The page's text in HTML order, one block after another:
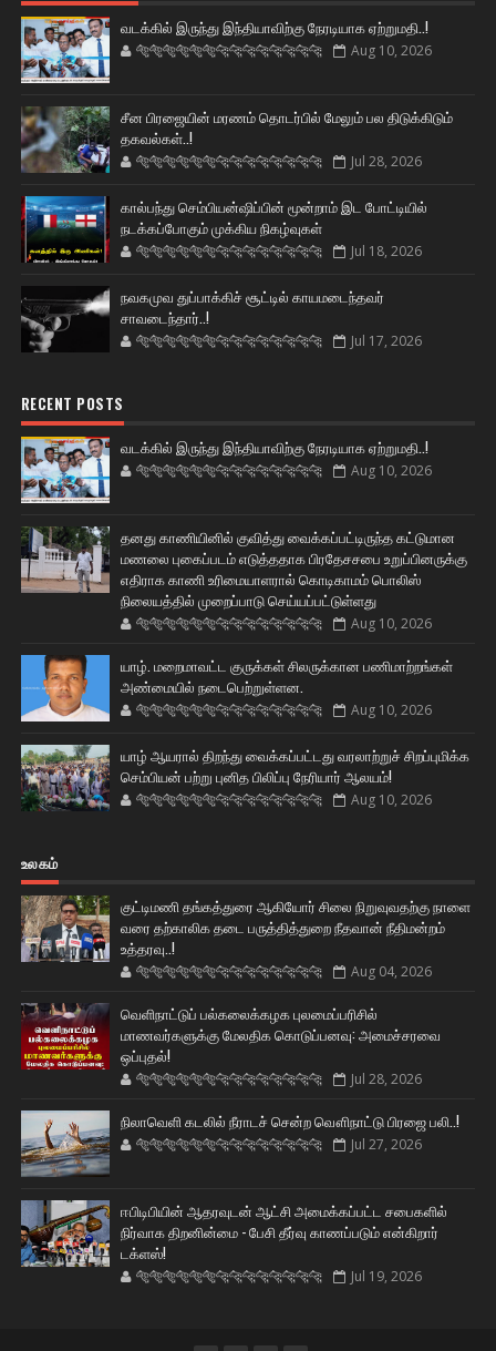
வடக்கில் இருந்து இந்தியாவிற்கு நேரடியாக ஏற்றுமதி..!
🐅🐅🐅🐅🐅🐅🐆🐆🐆🐆🐆🐆🐆🐆 Aug 10, 2026
சீன பிரஜையின் மரணம் தொடர்பில் மேலும் பல திடுக்கிடும்
தகவல்கள்..!
🐅🐅🐅🐅🐅🐅🐆🐆🐆🐆🐆🐆🐆🐆 Jul 28, 2026
கால்பந்து செம்பியன்ஷிப்பின் மூன்றாம் இட போட்டியில்
நடக்கப்போகும் முக்கிய நிகழ்வுகள்
🐅🐅🐅🐅🐅🐅🐆🐆🐆🐆🐆🐆🐆🐆 Jul 18, 2026
நவகமுவ துப்பாக்கிச் சூட்டில் காயமடைந்தவர்
சாவடைந்தார்..!
🐅🐅🐅🐅🐅🐅🐆🐆🐆🐆🐆🐆🐆🐆 Jul 17, 2026
RECENT POSTS
வடக்கில் இருந்து இந்தியாவிற்கு நேரடியாக ஏற்றுமதி..!
🐅🐅🐅🐅🐅🐅🐆🐆🐆🐆🐆🐆🐆🐆 Aug 10, 2026
தனது காணியினில் குவித்து வைக்கப்பட்டிருந்த கட்டுமான
மணலை புகைப்படம் எடுத்ததாக பிரதேசசபை உறுப்பினருக்கு
எதிராக காணி உரிமையாளரால் கொடிகாமம் பொலிஸ்
நிலையத்தில் முறைப்பாடு செய்யப்பட்டுள்ளது
🐅🐅🐅🐅🐅🐅🐆🐆🐆🐆🐆🐆🐆🐆 Aug 10, 2026
யாழ். மறைமாவட்ட குருக்கள் சிலருக்கான பணிமாற்றங்கள்
அண்மையில் நடைபெற்றுள்ளன.
🐅🐅🐅🐅🐅🐅🐆🐆🐆🐆🐆🐆🐆🐆 Aug 10, 2026
யாழ் ஆயரால் திறந்து வைக்கப்பட்டது வரலாற்றுச் சிறப்புமிக்க
செம்பியன் பற்று புனித பிலிப்பு நேரியார் ஆலயம்!
🐅🐅🐅🐅🐅🐅🐆🐆🐆🐆🐆🐆🐆🐆 Aug 10, 2026
உலகம்
குட்டிமணி தங்கத்துரை ஆகியோர் சிலை நிறுவுவதற்கு நாளை
வரை தற்காலிக தடை பருத்தித்துறை நீதவான் நீதிமன்றம்
உத்தரவு..!
🐅🐅🐅🐅🐅🐅🐆🐆🐆🐆🐆🐆🐆🐆 Aug 04, 2026
வெளிநாட்டுப் பல்கலைக்கழக புலமைப்பரிசில்
மாணவர்களுக்கு மேலதிக கொடுப்பனவு: அமைச்சரவை
ஒப்புதல்!
🐅🐅🐅🐅🐅🐅🐆🐆🐆🐆🐆🐆🐆🐆 Jul 28, 2026
நிலாவெளி கடலில் நீராடச் சென்ற வௌிநாட்டு பிரஜை பலி..!
🐅🐅🐅🐅🐅🐅🐆🐆🐆🐆🐆🐆🐆🐆 Jul 27, 2026
ஈபிடிபியின் ஆதரவுடன் ஆட்சி அமைக்கப்பட்ட சபைகளில்
நிர்வாக திறனின்மை - பேசி தீர்வு காணப்படும் என்கிறார்
டக்ளஸ்!
🐅🐅🐅🐅🐅🐅🐆🐆🐆🐆🐆🐆🐆🐆 Jul 19, 2026